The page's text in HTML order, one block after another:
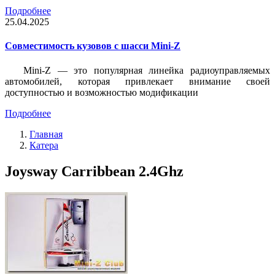
Подробнее
25.04.2025
Совместимость кузовов с шасси Mini-Z
Mini-Z — это популярная линейка радиоуправляемых
автомобилей, которая привлекает внимание своей
доступностью и возможностью модификации
Подробнее
Главная
Катера
Joysway Carribbean 2.4Ghz